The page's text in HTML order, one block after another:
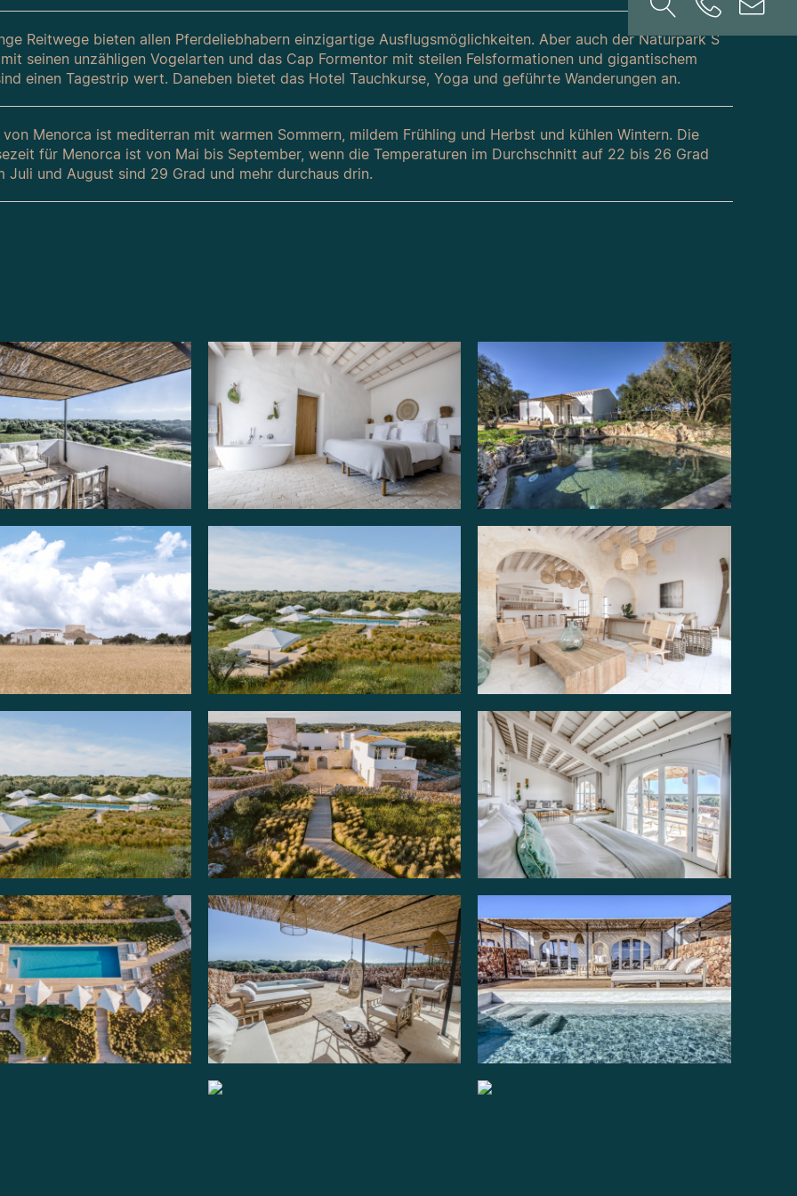
Reitwege bieten allen Pferdeliebhabern einzigartige Ausflugsmöglichkeiten. Aber auch der Naturpark S
seinen unzähligen Vogelarten und das Cap Formentor mit steilen Felsformationen und gigantischem
einen Tagestrip wert. Daneben bietet das Hotel Tauchkurse, Yoga und geführte Wanderungen an.
von Menorca ist mediterran mit warmen Sommern, mildem Frühling und Herbst und kühlen Wintern. Die
für Menorca ist von Mai bis September, wenn die Temperaturen im Durchschnitt auf 22 bis 26 Grad
Juli und August sind 29 Grad und mehr durchaus drin.